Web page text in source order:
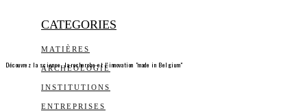
CATEGORIES
MATIÈRES
ARCHEOLOGIE
INSTITUTIONS
ENTREPRISES
Découvrez la science, la recherche et l’innovation "made in Belgium"